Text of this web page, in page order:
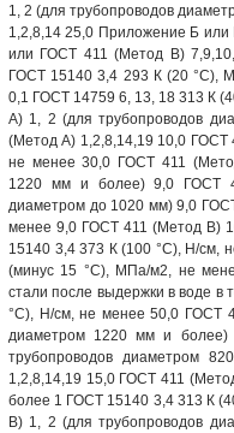
1, 2 (для трубопроводов
1,2,8,14 25,0 Приложение Б
или ГОСТ 411 (Метод В)
ГОСТ 15140 3,4 293 К (20 °С),
0,1 ГОСТ 14759 6, 13, 18 313 К
A) 1, 2 (для трубопроводов
(Метод А) 1,2,8,14,19 10,0 ГОСТ
не менее 30,0 ГОСТ 411
1220 мм и более) 9,0 ГОСТ
диаметром до 1020 мм) 9,0
менее 9,0 ГОСТ 411 (Метод В)
15140 3,4 373 К (100 °С), Н/см,
(минус 15 °С), МПа/м2, не
стали после выдержки в воде в
°С), Н/см, не менее 50,0 ГОСТ
диаметром 1220 мм и
трубопроводов диаметром
1,2,8,14,19 15,0 ГОСТ 411
более 1 ГОСТ 15140 3,4 313 К
В) 1, 2 (для трубопроводов